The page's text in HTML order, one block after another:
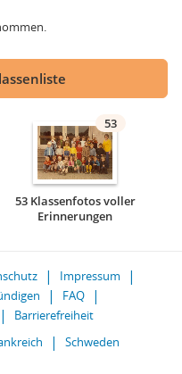
53
53 Klassenfotos voller
Erinnerungen
Impressum
FAQ
Barrierefreiheit
Schweden